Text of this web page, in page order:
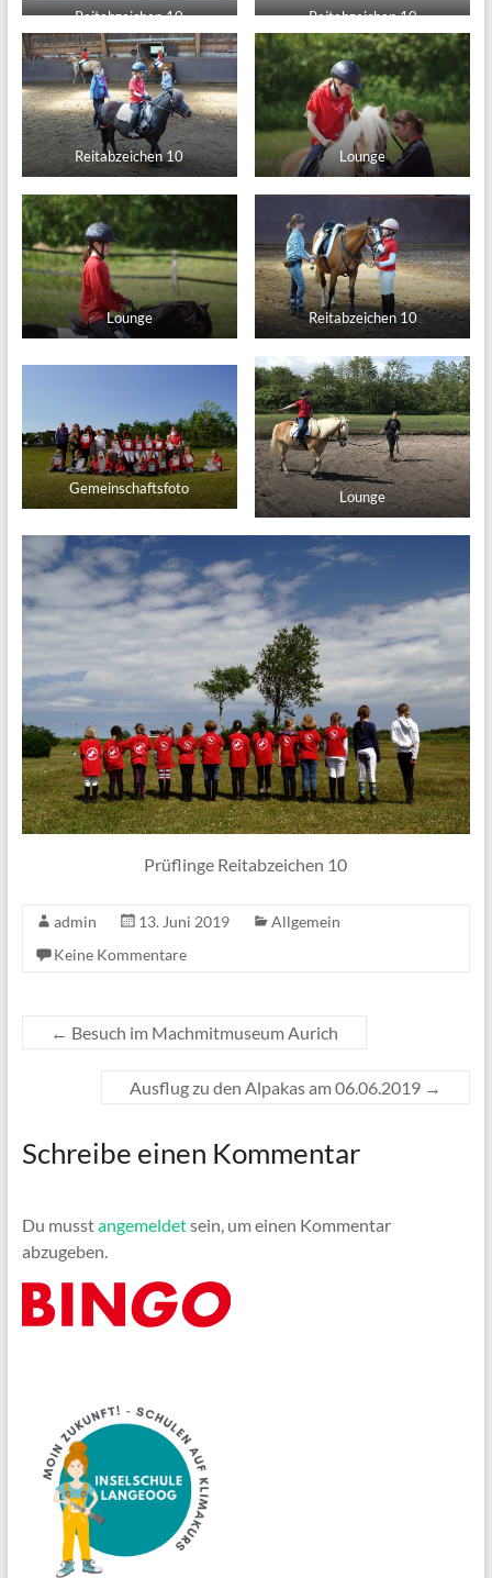
Reitabzeichen 10 Reitabzeichen 10
Reitabzeichen 10 Lounge
Lounge Reitabzeichen 10
Gemeinschaftsfoto
Lounge
Prüflinge Reitabzeichen 10
admin 13. Juni 2019
Allgemein
Keine Kommentare
← Besuch im Machmitmuseum Aurich
Ausflug zu den Alpakas am 06.06.2019 →
Schreibe einen Kommentar
Du musstangemeldetsein, um einen Kommentar
abzugeben.